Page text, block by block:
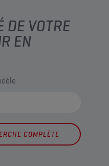
DE VOTRE
EN
COMPLÈTE